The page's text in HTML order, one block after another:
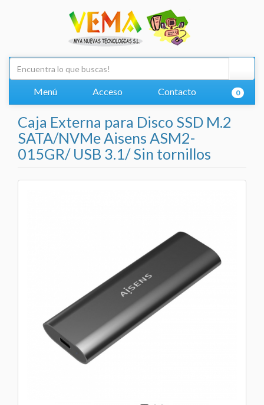
Menú Acceso Contacto 0
Caja Externa para Disco SSD M.2
SATA/NVMe Aisens ASM2-
015GR/ USB 3.1/ Sin tornillos